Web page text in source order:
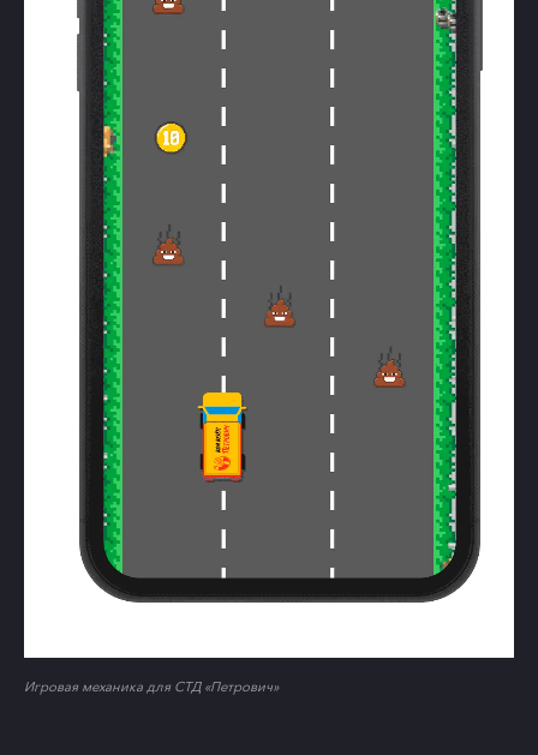
Игровая механика для СТД «Петрович»